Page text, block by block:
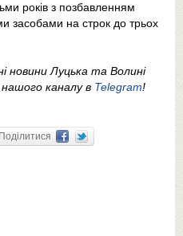
років з позбавленням
засобами на строк до трьох
новини Луцька та Волині
каналу в Telegram!
Поділитися